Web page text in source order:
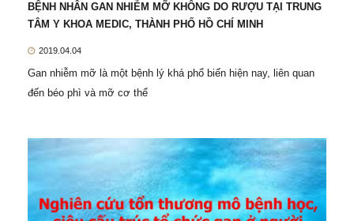
BỆNH NHÂN GAN NHIỄM MỠ KHÔNG DO RƯỢU TẠI TRUNG
TÂM Y KHOA MEDIC, THÀNH PHỐ HỒ CHÍ MINH
2019.04.04
Gan nhiễm mỡ là một bệnh lý khá phổ biến hiện nay, liên quan
đến béo phì và mỡ cơ thể